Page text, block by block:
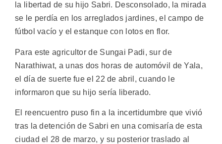
la libertad de su hijo Sabri. Desconsolado, la mirada
se le perdía en los arreglados jardines, el campo de
fútbol vacío y el estanque con lotos en flor.
Para este agricultor de Sungai Padi, sur de
Narathiwat, a unas dos horas de automóvil de Yala,
el día de suerte fue el 22 de abril, cuando le
informaron que su hijo sería liberado.
El reencuentro puso fin a la incertidumbre que vivió
tras la detención de Sabri en una comisaría de esta
ciudad el 28 de marzo, y su posterior traslado al